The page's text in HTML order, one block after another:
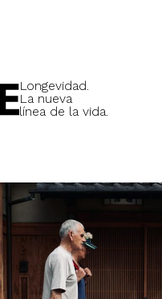
Longevidad.
La nueva
línea de la vida.